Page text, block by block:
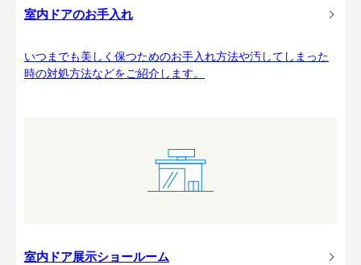
室内ドアのお手入れ
いつまでも美しく保つためのお手入れ方法や汚してしまった
時の対処方法などをご紹介します。
室内ドア展示ショールーム